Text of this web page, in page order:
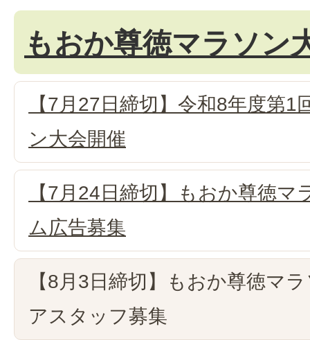
もおか尊徳マラソン
【7月27日締切】令和8年度第
ン大会開催
【7月24日締切】もおか尊徳
ム広告募集
【8月3日締切】もおか尊徳マ
アスタッフ募集